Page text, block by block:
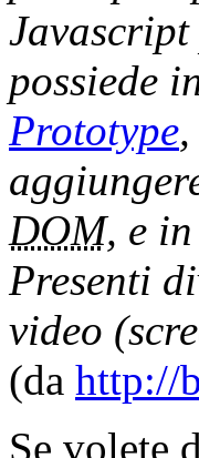
possiede
Prototype,
DOM, e
Presenti
video
(da http://
Se volete